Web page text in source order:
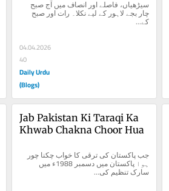
چار بجے لاہور کے لیے نکلا۔ رات اور صبح
کے...
04.04.2026
40
Daily Urdu
(Blogs)
Jab Pakistan Ki Taraqi Ka
Khwab Chakna Choor Hua
جب پاکستان کی ترقی کا خواب چکنا چور
سارک تنظیم کی...